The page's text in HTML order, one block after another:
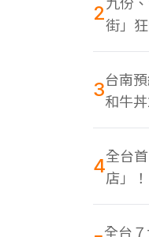
2街」
色美
3台南
和牛
地點
4全台
店」
男，
全台